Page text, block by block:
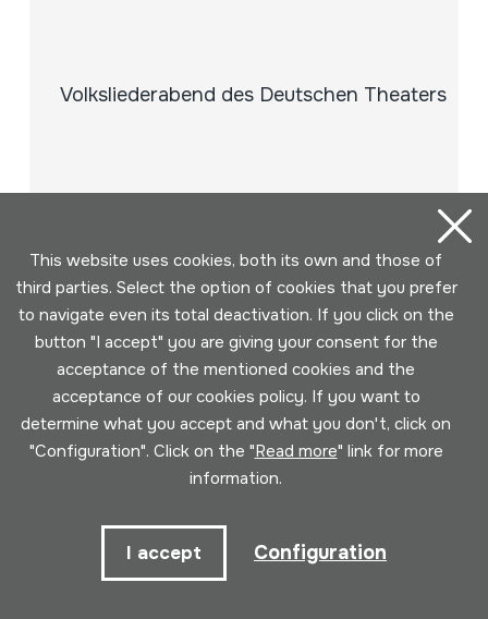
Volksliederabend des Deutschen
Theaters
Author
Elsa Grube-Deister; Jutta Wachowiak; Reimar J. Baur;
Dieter Franke; Rolf Ludwig; Günter Sonnenberg; Uwe
Hilprecht
Sound library
This website uses cookies, both its own and those of
third parties. Select the option of cookies that you prefer
to navigate even its total deactivation. If you click on the
button "I accept" you are giving your consent for the
acceptance of the mentioned cookies and the
acceptance of our cookies policy. If you want to
determine what you accept and what you don't, click on
"Configuration". Click on the "Read more" link for more
information.
I accept Configuration